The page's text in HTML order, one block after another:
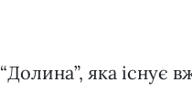
яка існує